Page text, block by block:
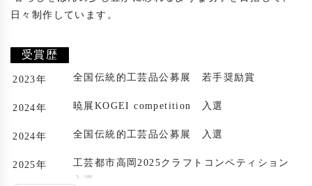
日々制作しています。
受賞歴
2023年 全国伝統的工芸品公募展 若手奨励賞
2024年 暁展KOGEI competition 入選
2024年 全国伝統的工芸品公募展 入選
2025年
工芸都市高岡2025クラフトコンペティション
入選